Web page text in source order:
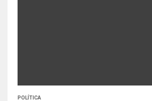
POLÍTICA